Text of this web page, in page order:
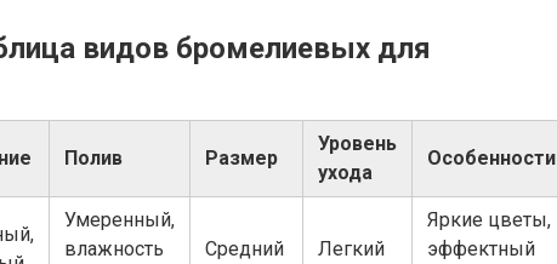
видов бромелиевых для
Полив Размер
Уровень
ухода
Особенности
Умеренный,
влажность
Средний Легкий
Яркие цветы,
эффектный